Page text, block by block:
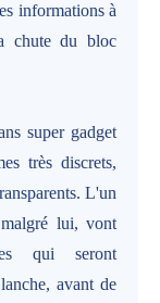
informations à
chute du bloc
super gadget
très discrets,
L'un
lui, vont
qui seront
avant de